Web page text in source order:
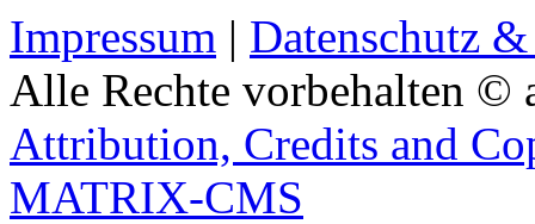
Impressum | Datenschutz
Alle Rechte vorbehalten ©
Attribution, Credits and
MATRIX-CMS